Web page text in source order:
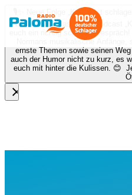
🎙️✨ Neue Folge „Keiner ist
bei Nora zu Gast beim Podcast
euch ein richtig schönes
Normans musikalische Anfänge,
ernste Themen sowie seinen
auch der Humor nicht zu kurz, es
euch mit hinter die Kulissen. 😊
close